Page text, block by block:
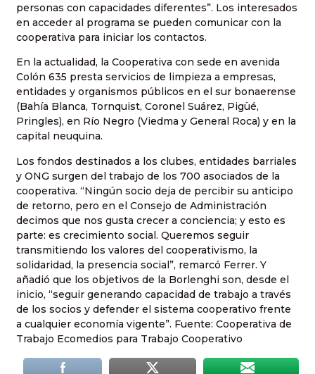
personas con capacidades diferentes”. Los interesados
en acceder al programa se pueden comunicar con la
cooperativa para iniciar los contactos.
En la actualidad, la Cooperativa con sede en avenida
Colón 635 presta servicios de limpieza a empresas,
entidades y organismos públicos en el sur bonaerense
(Bahía Blanca, Tornquist, Coronel Suárez, Pigüé,
Pringles), en Río Negro (Viedma y General Roca) y en la
capital neuquina.
Los fondos destinados a los clubes, entidades barriales
y ONG surgen del trabajo de los 700 asociados de la
cooperativa. “Ningún socio deja de percibir su anticipo
de retorno, pero en el Consejo de Administración
decimos que nos gusta crecer a conciencia; y esto es
parte: es crecimiento social. Queremos seguir
transmitiendo los valores del cooperativismo, la
solidaridad, la presencia social”, remarcó Ferrer. Y
añadió que los objetivos de la Borlenghi son, desde el
inicio, “seguir generando capacidad de trabajo a través
de los socios y defender el sistema cooperativo frente
a cualquier economía vigente”. Fuente: Cooperativa de
Trabajo Ecomedios para Trabajo Cooperativo